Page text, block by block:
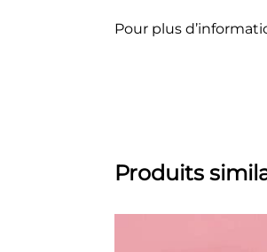
Pour plus
Produits